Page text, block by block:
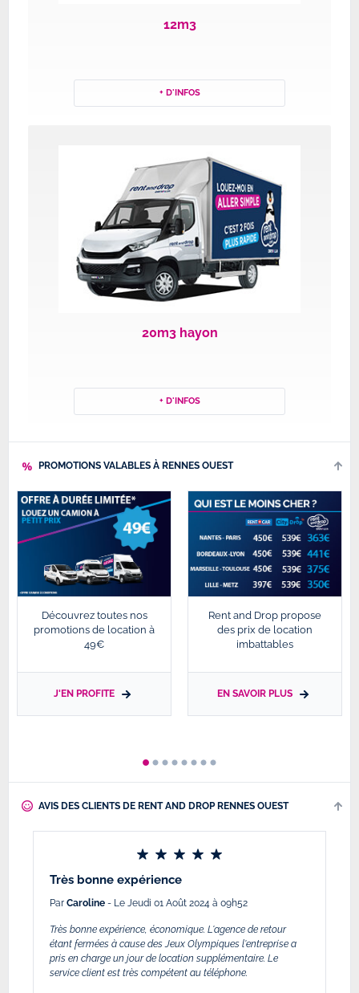
12m3
+ D'INFOS
20m3 hayon
+ D'INFOS
PROMOTIONS VALABLES À RENNES OUEST
Découvrez toutes nos
promotions de location à
49€
J'EN PROFITE
Rent and Drop propose
des prix de location
imbattables
EN SAVOIR PLUS
AVIS DES CLIENTS DE RENT AND DROP RENNES OUEST
Très bonne expérience
Par Caroline - Le Jeudi 01 Août 2024 à 09h52
Très bonne expérience, économique. L'agence de retour
étant fermées à cause des Jeux Olympiques l'entreprise a
pris en charge un jour de location supplémentaire. Le
service client est très compétent au téléphone.